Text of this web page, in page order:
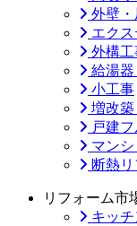
外壁・
エク
外構工
給湯器
小工事
増改築
戸建
マン
断熱
リフォーム市
キッ